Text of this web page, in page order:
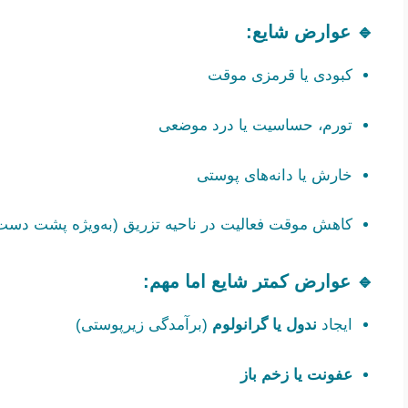
🔹 عوارض شایع:
کبودی یا قرمزی موقت
تورم، حساسیت یا درد موضعی
خارش یا دانه‌های پوستی
کاهش موقت فعالیت در ناحیه تزریق (به‌ویژه پشت
🔹 عوارض کمتر شایع اما مهم:
ایجاد ندول یا گرانولوم (برآمدگی زیرپوستی)
عفونت یا زخم باز